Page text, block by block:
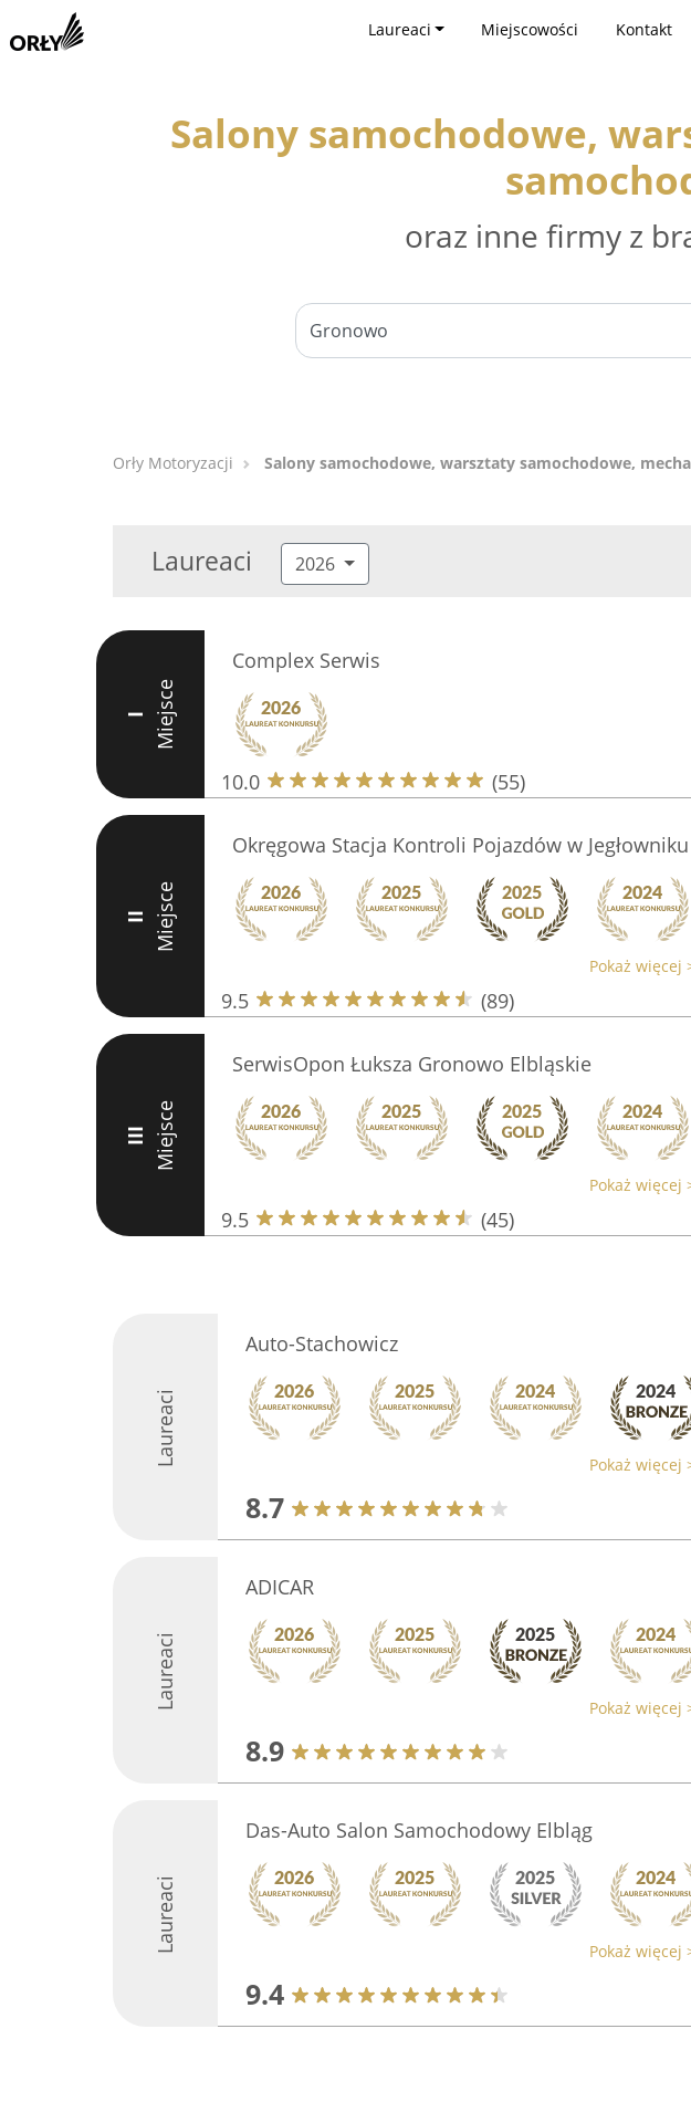
Laureaci Miejscowości Kontakt
Salony samochodowe,
oraz inne firmy z
Orły Motoryzacji Salony samochodowe, warsztaty samochodowe,
Laureaci 2026
I Miejsce
Complex Serwis
10.0 (55)
II Miejsce
Okręgowa Stacja Kontroli Pojazdów w Jegłowniku
Pokaż więcej
9.5 (89)
III Miejsce
SerwisOpon Łuksza Gronowo Elbląskie
Pokaż więcej
9.5 (45)
Laureaci
Auto-Stachowicz
Pokaż więcej
8.7
Laureaci
ADICAR
Pokaż więcej
8.9
Laureaci
Das-Auto Salon Samochodowy Elbląg
Pokaż więcej
9.4